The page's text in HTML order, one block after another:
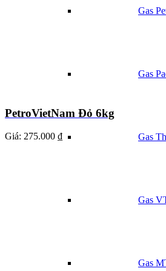
Gas
Gas
Gas
Gas
Gas
PetroVietNam Đỏ 6kg
Giá: 275.000 ₫